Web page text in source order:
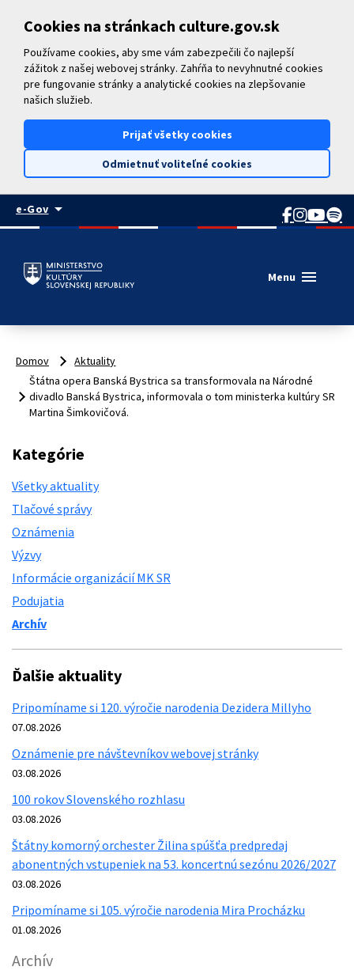
Cookies na stránkach culture.gov.sk
Používame cookies, aby sme vám zabezpečili čo najlepší
zážitok z našej webovej stránky. Zahŕňa to nevyhnutné cookies
pre fungovanie stránky a analytické cookies na zlepšovanie
našich služieb.
Prijať všetky cookies
Odmietnuť voliteľné cookies
e-Govarrow_drop_down
Menu menu
Domov
Aktuality
Štátna opera Banská Bystrica sa transformovala na Národné
divadlo Banská Bystrica, informovala o tom ministerka kultúry SR
Martina Šimkovičová.
Kategórie
Všetky aktuality
Tlačové správy
Oznámenia
Výzvy
Informácie organizácií MK SR
Podujatia
Archív
Ďalšie aktuality
Pripomíname si 120. výročie narodenia Dezidera Millyho
07.08.2026
Oznámenie pre návštevníkov webovej stránky
03.08.2026
100 rokov Slovenského rozhlasu
03.08.2026
Štátny komorný orchester Žilina spúšťa predpredaj
abonentných vstupeniek na 53. koncertnú sezónu 2026/2027
03.08.2026
Pripomíname si 105. výročie narodenia Mira Procházku
01.08.2026
Archív